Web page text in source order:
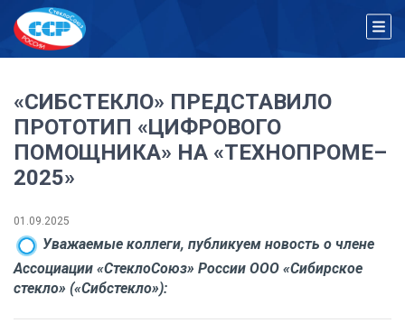
«СИБСТЕКЛО» ПРЕДСТАВИЛО
ПРОТОТИП «ЦИФРОВОГО
ПОМОЩНИКА» НА «ТЕХНОПРОМЕ–
2025»
01.09.2025
Уважаемые коллеги, публикуем новость о члене
Ассоциации «СтеклоСоюз» России ООО «Сибирское
стекло» («Сибстекло»):